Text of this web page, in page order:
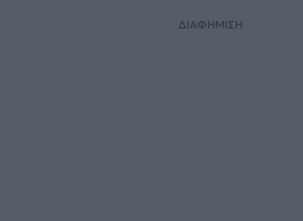
ΔΙΑΦΗΜΙΣΗ